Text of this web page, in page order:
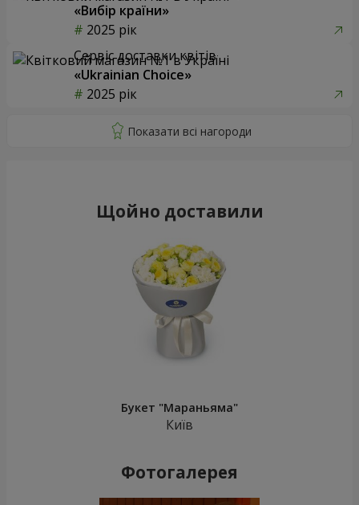
«Вибір країни»
2025 рік
Сервіс доставки квітів
«Ukrainian Choice»
2025 рік
Щойно доставили
Букет "Мараньяма"
Київ
Фотогалерея